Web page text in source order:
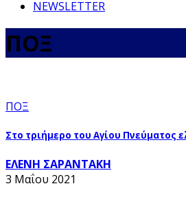
NEWSLETTER
ΠΟΞ
ΠΟΞ
Στο τριήμερο του Αγίου Πνεύματος
ΕΛΕΝΗ ΣΑΡΑΝΤΑΚΗ
3 Μαΐου 2021